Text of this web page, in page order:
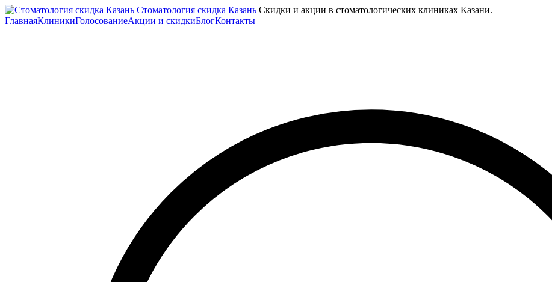
Стоматология скидка Казань Скидки и акции в стоматологических клиниках Казани.
ГлавнаяКлиникиГолосованиеАкции и скидкиБлогКонтакты